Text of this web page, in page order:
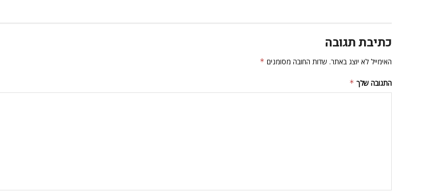
כתיבת תגובה
האימייל לא יוצג באתר. שדות החובה מסומנים *
התגובה שלך *